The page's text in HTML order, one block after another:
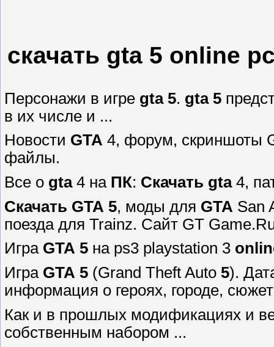
скачать gta 5 online
Персонажи в игре gta 5. gta 5
в их числе и ...
Новости GTA 4, форум, скриншоты
файлы.
Все о gta4 на ПК: Скачать gta4,
Скачать GTA 5, моды для GTA San
поезда для Trainz. Сайт GT
Игра GTA 5 на ps3 playstation 3
Игра GTA 5 (Grand Theft Auto 5).
информация о героях, городе,
Как и в прошлых модификациях и
собственным набором ...